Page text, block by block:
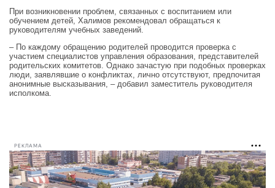
При возникновении проблем, связанных с воспитанием или
обучением детей, Халимов рекомендовал обращаться к
руководителям учебных заведений.
– По каждому обращению родителей проводится проверка с
участием специалистов управления образования, представителей
родительских комитетов. Однако зачастую при подобных проверках
люди, заявлявшие о конфликтах, лично отсутствуют, предпочитая
анонимные высказывания, – добавил заместитель руководителя
исполкома.
РЕКЛАМА